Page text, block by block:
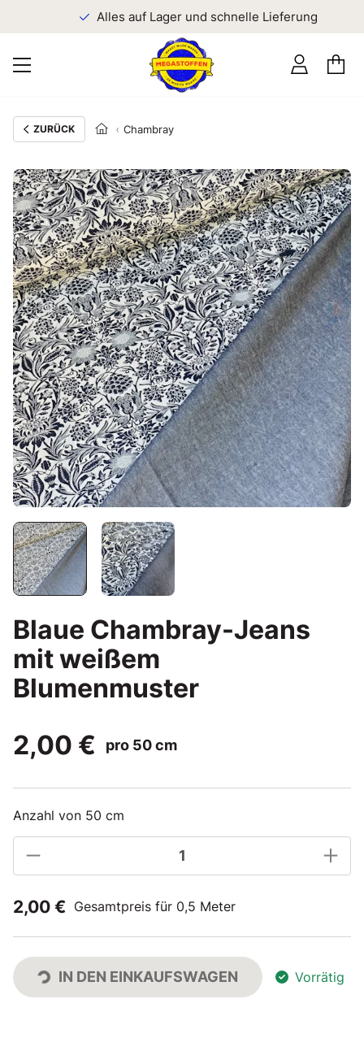
Alles auf Lager und schnelle Lieferung
ZURÜCK Chambray
Blaue Chambray-Jeans
mit weißem
Blumenmuster
2,00 €
pro 50 cm
Anzahl von 50 cm
2,00 € Gesamtpreis für 0,5 Meter
IN DEN EINKAUFSWAGEN Vorrätig